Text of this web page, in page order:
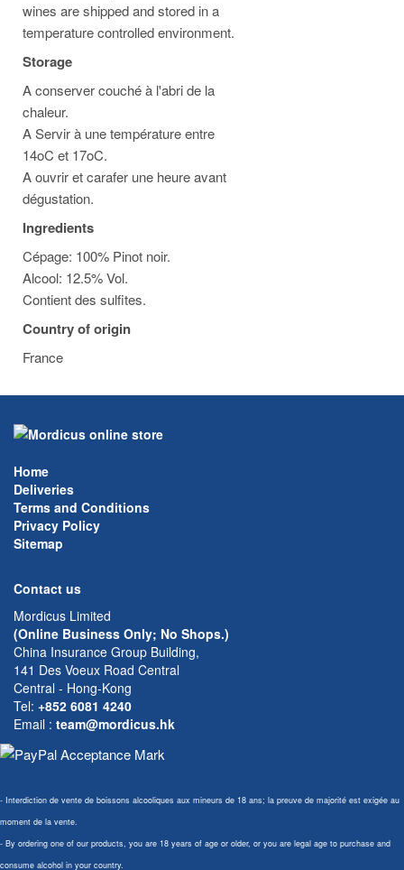
wines are shipped and stored in a
temperature controlled environment.
Storage
A conserver couché à l'abri de la
chaleur.
A Servir à une température entre
14oC et 17oC.
A ouvrir et carafer une heure avant
dégustation.
Ingredients
Cépage: 100% Pinot noir.
Alcool: 12.5% Vol.
Contient des sulfites.
Country of origin
France
Home
Deliveries
Terms and Conditions
Privacy Policy
Sitemap
Contact us
Mordicus Limited
(Online Business Only; No Shops.)
China Insurance Group Building,
141 Des Voeux Road Central
Central - Hong-Kong
Tel: +852 6081 4240
Email : team@mordicus.hk
- Interdiction de vente de boissons alcooliques aux mineurs de 18 ans; la preuve de majorité est exigée au
moment de la vente.
- By ordering one of our products, you are 18 years of age or older, or you are legal age to purchase and
consume alcohol in your country.